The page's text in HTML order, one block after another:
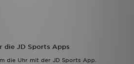
die JD Sports Apps
die Uhr mit der JD Sports App.